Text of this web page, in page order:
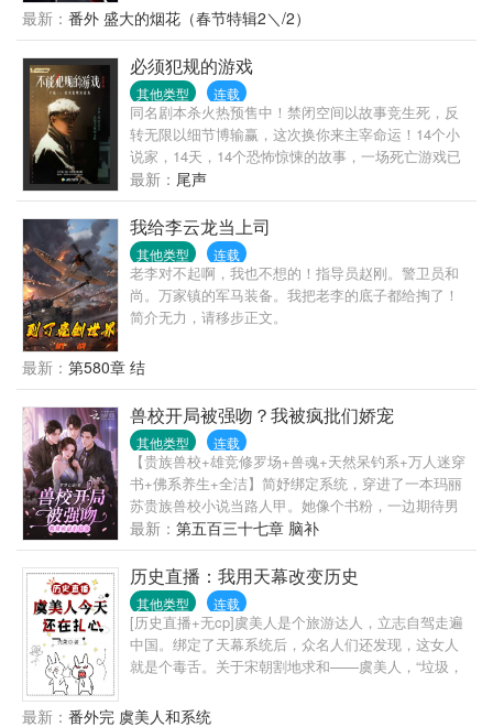
统，只要跟面前的奥特曼刷新好感度，就能获得他的
某个技能。就这样，他混迹于光之国，疯狂刷好感，
成为了一名全能奥特战士。（小说设定上，时间线有
所调整，介意慎点！）
最新： 番外 盛大的烟花（春节特辑2＼/2）
必须犯规的游戏
其他类型 连载
同名剧本杀火热预售中！禁闭空间以故事竞生死，反
转无限以细节博输赢，这次换你来主宰命运！14个小
说家，14天，14个恐怖惊悚的故事，一场死亡游戏已
经开始。14个悬疑小说作家被“邀请”到一个神秘场所，
每个人都必须即兴创作一个悬疑故事说给其他人听，
说完后所有人打分，得分最高的人可以决定每个人的
生死！然而诡异事件接连发生，人数日趋减少。神秘
主办者究竟是谁？谁能逃出生天？一个恐怖的秘密在
最后揭晓……
最新： 尾声
我给李云龙当上司
其他类型 连载
老李对不起啊，我也不想的！指导员赵刚。警卫员和
尚。万家镇的军马装备。我把老李的底子都给掏了！
简介无力，请移步正文。
最新： 第580章 结
兽校开局被强吻？我被疯批们娇宠
其他类型 连载
【贵族兽校+雄竞修罗场+兽魂+天然呆钓系+万人迷穿
书+佛系养生+全洁】简妤绑定系统，穿进了一本玛丽
苏贵族兽校小说当路人甲。她像个书粉，一边期待男
主们的出场，一边偷偷打赌女主最终会更爱谁。是容
貌出尘的F1，高冷禁欲的F2？还是温柔绿茶的F3，沉
稳腹黑的F4？又或者是手段残忍的F5，自私阴狠的
F6，以及疯魔病态的F7？他们总有办法让女主自愿走
进他们的囚笼。女主恐惧他们的靠近，厌恶他们高高
在上的施舍，却又不得不躲在他们的庇护伞下。寿终
正寝前，她许愿自由，希望下辈子再也不要跟F7纠缠
在一起。——系统告诉简妤：你只是路人甲，相当于
最新： 第五百三十七章 脑补
历史直播：我用天幕改变历史
其他类型 连载
[历史直播+无cp]虞美人是个旅游达人，立志自驾走遍
中国。绑定了天幕系统后，众名人们还发现，这女人
就是个毒舌。关于宋朝割地求和——虞美人，“垃圾，
晋，五胡乱华——虞美人手动艾特，表示，“愣着干
最新： 番外完 虞美人和系统